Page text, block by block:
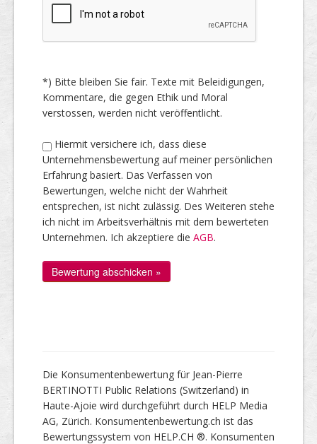
*) Bitte bleiben Sie fair. Texte mit Beleidigungen,
Kommentare, die gegen Ethik und Moral
verstossen, werden nicht veröffentlicht.
Hiermit versichere ich, dass diese
Unternehmensbewertung auf meiner persönlichen
Erfahrung basiert. Das Verfassen von
Bewertungen, welche nicht der Wahrheit
entsprechen, ist nicht zulässig. Des Weiteren stehe
ich nicht im Arbeitsverhältnis mit dem bewerteten
Unternehmen. Ich akzeptiere die AGB.
Die Konsumentenbewertung für Jean-Pierre
BERTINOTTI Public Relations (Switzerland) in
Haute-Ajoie wird durchgeführt durch HELP Media
AG, Zürich. Konsumentenbewertung.ch ist das
Bewertungssystem von HELP.CH ®. Konsumenten